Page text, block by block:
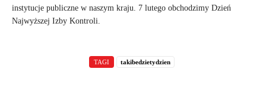
instytucje publiczne w naszym kraju. 7 lutego obchodzimy Dzień
Najwyższej Izby Kontroli.
TAGI takibedzietydzien